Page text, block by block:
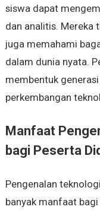
siswa dapat
dan analitis. Mereka
juga memahami
dalam dunia nyata.
membentuk
perkembangan
Manfaat
bagi Peserta
Pengenalan
banyak manfaat